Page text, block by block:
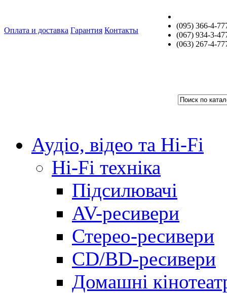
Оплата и доставка Гарантия Контакты
(095) 366-4-
(067) 934-3-
(063) 267-4-
Аудіо, відео та Hi-Fi
Hi-Fi техніка
Підсилювачі
AV-ресивери
Стерео-ресивери
CD/BD-ресивери
Домашні